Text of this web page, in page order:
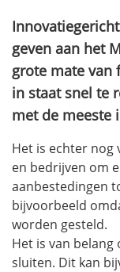
geven aan het
grote mate van
in staat snel te
met de meeste
Het is echter nog
en bedrijven om
aanbestedingen
bijvoorbeeld
worden gesteld.
Het is van belang
sluiten. Dit kan